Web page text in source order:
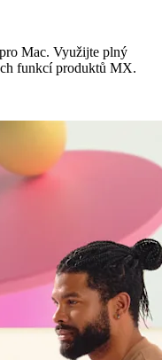
Mac. Využijte plný
funkcí produktů MX.